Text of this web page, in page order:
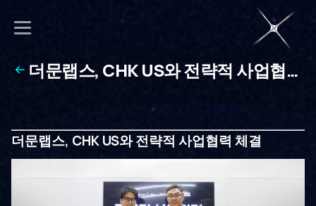
더문랩스, CHK US와 전략적 사업협력
더문랩스, CHK US와 전략적 사업협력 체결